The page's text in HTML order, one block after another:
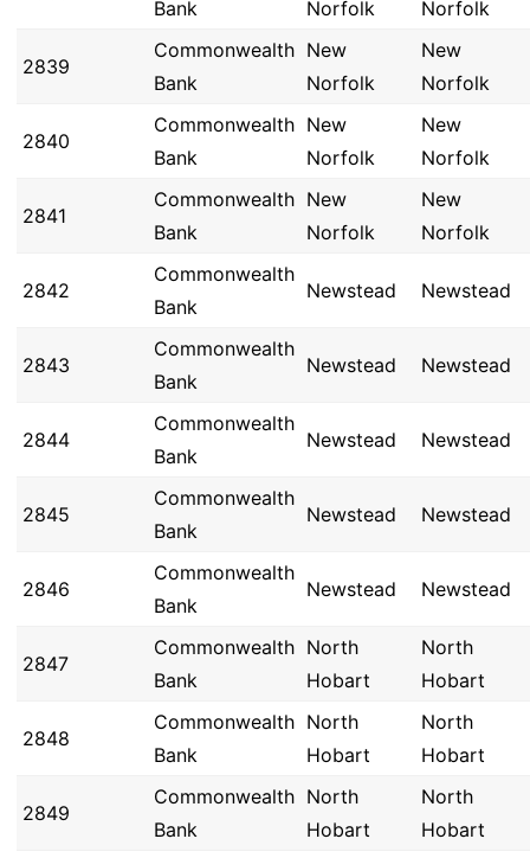
Bank
Norfolk
Norfolk
2839
Commonwealth
Bank
New
Norfolk
New
Norfolk
2840
Commonwealth
Bank
New
Norfolk
New
Norfolk
2841
Commonwealth
Bank
New
Norfolk
New
Norfolk
2842
Commonwealth
Bank
Newstead Newstead
2843
Commonwealth
Bank
Newstead Newstead
2844
Commonwealth
Bank
Newstead Newstead
2845
Commonwealth
Bank
Newstead Newstead
2846
Commonwealth
Bank
Newstead Newstead
2847
Commonwealth
Bank
North
Hobart
North
Hobart
2848
Commonwealth
Bank
North
Hobart
North
Hobart
2849
Commonwealth
Bank
North
Hobart
North
Hobart